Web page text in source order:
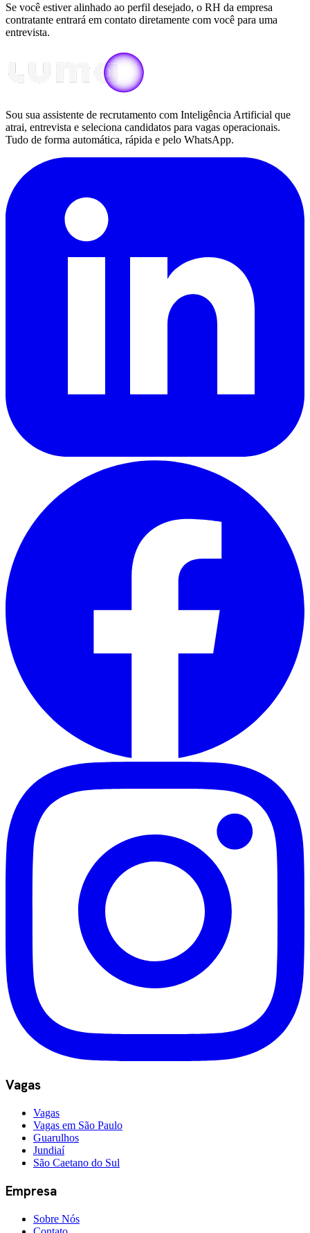
Se você estiver alinhado ao perfil desejado, o RH da empresa
contratante entrará em contato diretamente com você para uma
entrevista.
Sou sua assistente de recrutamento com Inteligência Artificial que
atrai, entrevista e seleciona candidatos para vagas operacionais.
Tudo de forma automática, rápida e pelo WhatsApp.
Vagas
Vagas
Vagas em São Paulo
Guarulhos
Jundiaí
São Caetano do Sul
Empresa
Sobre Nós